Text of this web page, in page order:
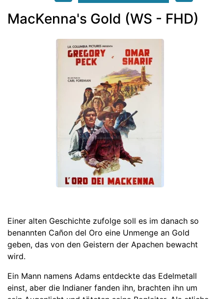
MacKenna's Gold (WS - FHD)
Einer alten Geschichte zufolge soll es im danach so
benannten Cañon del Oro eine Unmenge an Gold
geben, das von den Geistern der Apachen bewacht
wird.
Ein Mann namens Adams entdeckte das Edelmetall
einst, aber die Indianer fanden ihn, brachten ihn um